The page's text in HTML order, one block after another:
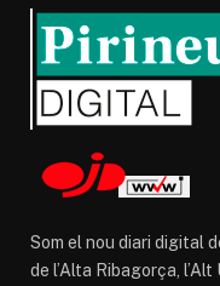
Som el nou diari digital
de l’Alta Ribagorça,